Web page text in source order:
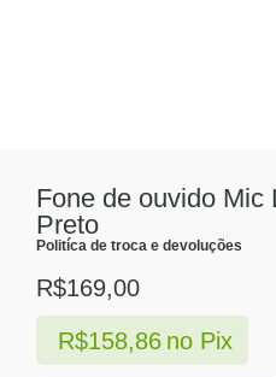
Fone de ouvido Mic
Preto
Politíca de troca e devoluções
R$169,00
R$158,86 no Pix